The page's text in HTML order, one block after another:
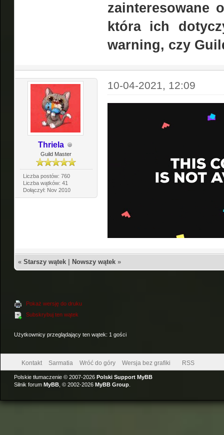
zainteresowane
która ich
warning, czy
Thriela
Guild Master
Liczba postów: 760
Liczba wątków: 41
Dołączył: Nov 2010
10-04-2021, 12:09
« Starszy wątek Nowszy wątek »
Pokaż wersję do druku
Subskrybuj ten wątek
Użytkownicy przeglądający ten wątek: 1 gości
Kontakt Sarmatia Wróć do góry Wersja bez grafiki RSS
Polskie tłumaczenie © 2007-2026 Polski Support MyBB
Silnik forum MyBB , © 2002-2026 MyBB Group